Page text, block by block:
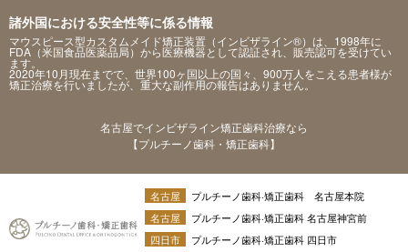
諸外国における安全性等に係る情報
マウスピース型カスタムメイド矯正装置（インビザライン®）は、1998年に
FDA（米国食品医薬品局）から医療機器として認証され、販売認可を受けてい
ます。
2020年10月現在までで、世界100ヶ国以上の国々、900万人をこえる患者様が
矯正治療を行いましたが、重大な副作用の報告はありません。
名古屋でインビザライン矯正歯科治療なら
【プルチーノ歯科・矯正歯科】
名古屋
プルチーノ歯科·矯正歯科 名古屋本院
名古屋
プルチーノ歯科·矯正歯科 名古屋神宮前
四日市
プルチーノ歯科·矯正歯科 四日市